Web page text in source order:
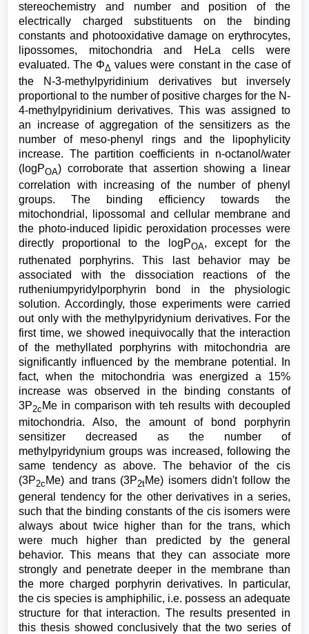
stereochemistry and number and position of the
electrically charged substituents on the binding
constants and photooxidative damage on erythrocytes,
lipossomes, mitochondria and HeLa cells were
evaluated. The ΦΔ values were constant in the case of
the N-3-methylpyridinium derivatives but inversely
proportional to the number of positive charges for the N-
4-methylpyridinium derivatives. This was assigned to
an increase of aggregation of the sensitizers as the
number of meso-phenyl rings and the lipophylicity
increase. The partition coefficients in n-octanol/water
(logPOA) corroborate that assertion showing a linear
correlation with increasing of the number of phenyl
groups. The binding efficiency towards the
mitochondrial, lipossomal and cellular membrane and
the photo-induced lipidic peroxidation processes were
directly proportional to the logPOA, except for the
ruthenated porphyrins. This last behavior may be
associated with the dissociation reactions of the
rutheniumpyridylporphyrin bond in the physiologic
solution. Accordingly, those experiments were carried
out only with the methylpyridynium derivatives. For the
first time, we showed inequivocally that the interaction
of the methyllated porphyrins with mitochondria are
significantly influenced by the membrane potential. In
fact, when the mitochondria was energized a 15%
increase was observed in the binding constants of
3P2c Me in comparison with teh results with decoupled
mitochondria. Also, the amount of bond porphyrin
sensitizer decreased as the number of
methylpyridynium groups was increased, following the
same tendency as above. The behavior of the cis
(3P2c Me) and trans (3P2tMe) isomers didn't follow the
general tendency for the other derivatives in a series,
such that the binding constants of the cis isomers were
always about twice higher than for the trans, which
were much higher than predicted by the general
behavior. This means that they can associate more
strongly and penetrate deeper in the membrane than
the more charged porphyrin derivatives. In particular,
the cis species is amphiphilic, i.e. possess an adequate
structure for that interaction. The results presented in
this thesis showed conclusively that the two series of